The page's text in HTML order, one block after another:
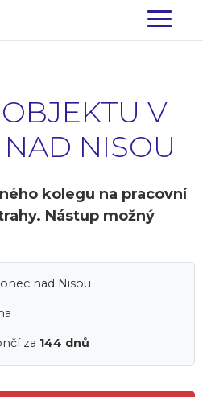
V
NISOU
kolegu na pracovní
Nástup možný
nad Nisou
za 144 dnů